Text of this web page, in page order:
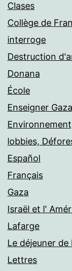
Clases
Collège de
interroge
Destruction
Donana
École
Enseigner Gaza
lobbies,
Español
Français
Gaza
Israël et l'
Lafarge
Le déjeuner de
Lettres